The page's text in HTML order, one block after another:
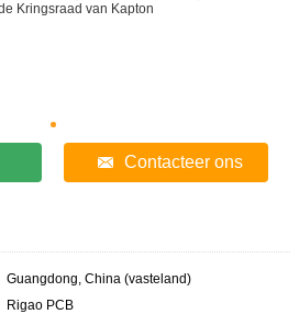
Contacteer ons
Guangdong, China (vasteland)
Rigao PCB